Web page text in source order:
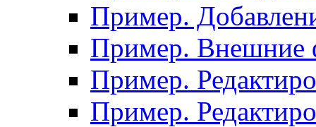
Пример.
Пример. Внешние
Пример.
Пример.